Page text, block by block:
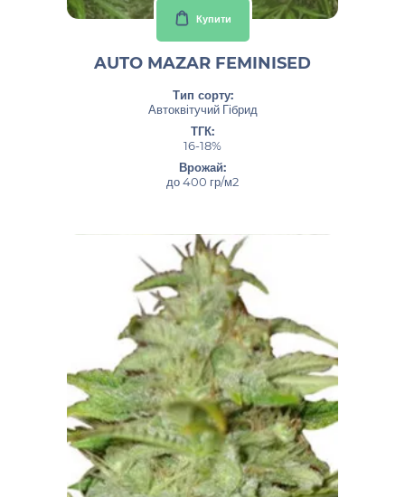
Купити
AUTO MAZAR FEMINISED
Тип сорту:
Автоквітучий Гібрид
ТГК:
16-18%
Врожай:
до 400 гр/м2